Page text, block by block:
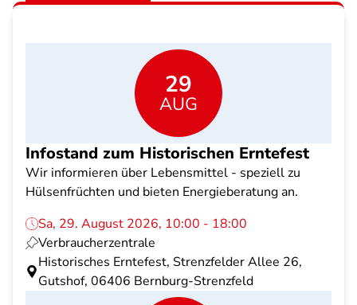
29
AUG
Infostand zum Historischen Erntefest
Wir informieren über Lebensmittel - speziell zu
Hülsenfrüchten und bieten Energieberatung an.
Sa, 29. August 2026, 10:00 - 18:00
Verbraucherzentrale
Historisches Erntefest, Strenzfelder Allee 26,
Gutshof, 06406 Bernburg-Strenzfeld